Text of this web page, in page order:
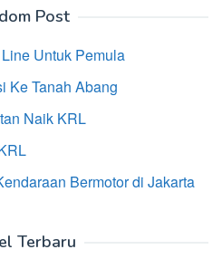
Post
Untuk Pemula
Ke Tanah Abang
Naik KRL
Bermotor di Jakarta
Terbaru